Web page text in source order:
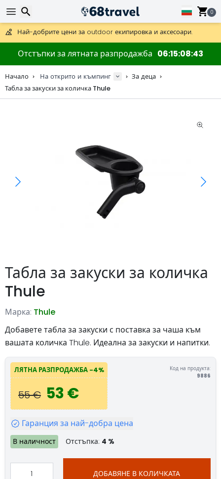
0
Предлага се и DHL Express за една нощ.
30 дни за връщане, 90 дни за дървени карти и декорации.
Най-добрите цени за outdoor екипировка и аксесоари.
Отстъпки за лятната разпродажба 06 15 08 43
Начало На открито и къмпинг
За деца
Табла за закуски за количка Thule
Табла за закуски за количка
Thule
Марка: Thule
Добавете табла за закуски с поставка за чаша към
вашата количка Thule. Идеална за закуски и напитки.
ЛЯТНА РАЗПРОДАЖБА -4%
55 € 53 €
Код на продукта:
9886
Гаранция за най-добра цена
В наличност Отстъпка: 4 %
ДОБАВЯНЕ В КОЛИЧКАТА
Търсене